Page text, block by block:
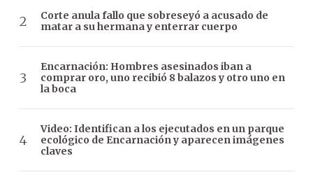
Corte anula fallo que sobreseyó a acusado de
matar a su hermana y enterrar cuerpo
Encarnación: Hombres asesinados iban a
comprar oro, uno recibió 8 balazos y otro uno en
la boca
Video: Identifican a los ejecutados en un parque
ecológico de Encarnación y aparecen imágenes
claves